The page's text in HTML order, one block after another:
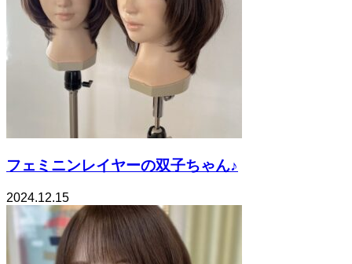
フェミニンレイヤーの双子ちゃん♪
2024.12.15